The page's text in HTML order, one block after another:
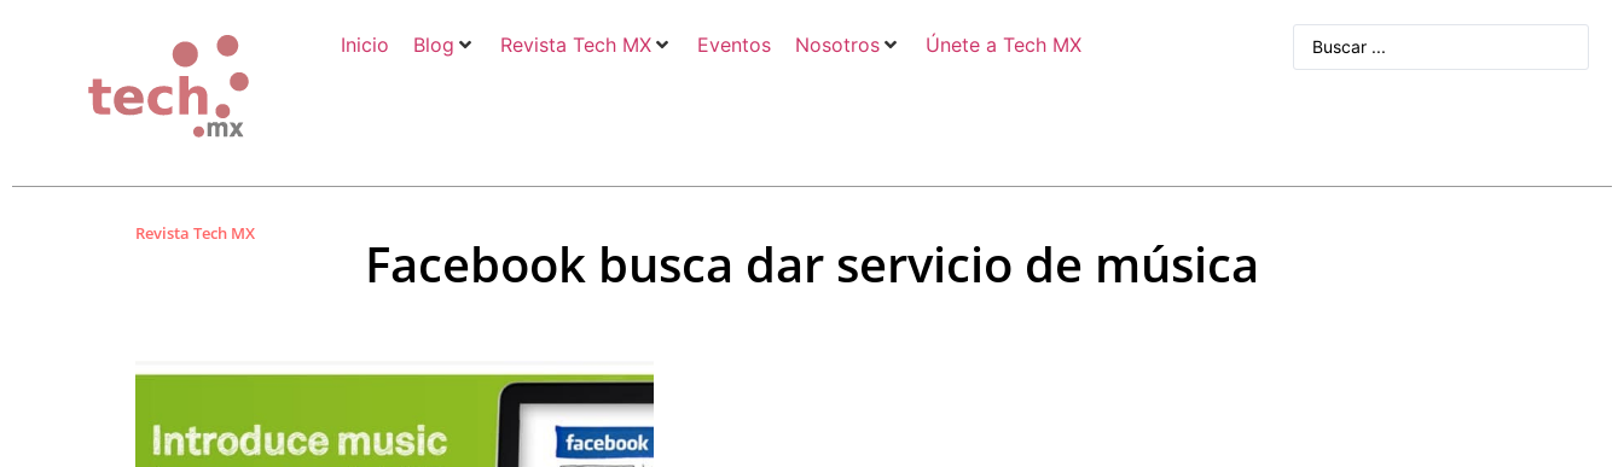
Inicio Blog Revista Tech MX Eventos Nosotros Únete a Tech MX
Revista Tech MX Facebook busca dar servicio de música